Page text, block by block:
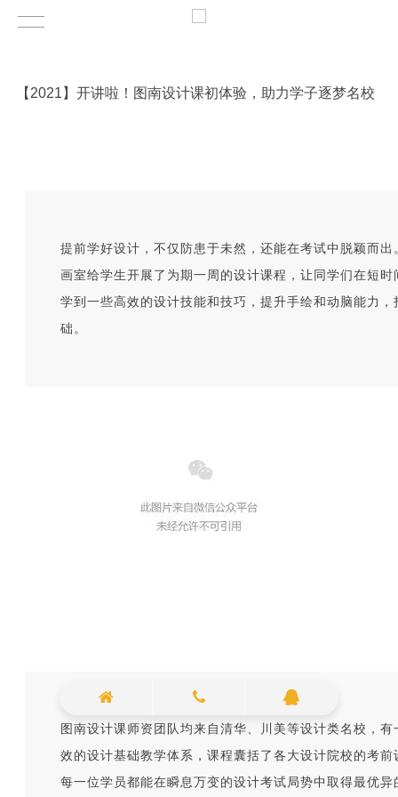
【2021】开讲啦！图南设计课初体验，助力学子逐梦名校
提前学好设计，不仅防患于未然，还能在考试中脱颖而出
画室给学生开展了为期一周的设计课程，让同学们在短时
学到一些高效的设计技能和技巧，提升手绘和动脑能力，
础。
图南设计课师资团队均来自清华、川美等设计类名校，有
效的设计基础教学体系，课程囊括了各大设计院校的考前
每一位学员都能在瞬息万变的设计考试局势中取得最优异